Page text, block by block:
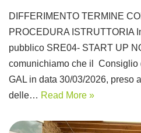
DIFFERIMENTO TERMINE
PROCEDURA ISTRUTTORIA
pubblico SRE04- START UP
comunichiamo che il Consiglio
GAL in data 30/03/2026, preso
delle… Read More »